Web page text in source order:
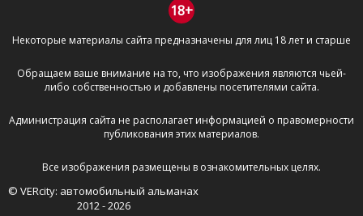
межнациональной и религиозной розни —
пожалейте наших модераторов, они кстати
очень славные ребята, поверьте.
буквами.
Не копируйте рецензии с других сайтов, нам
важно именно ваше мнение.
Не размещайте рекламу!
И запаситесь терпением, все комментарии
публикуются только после модерации, поэтому ваш
отзыв может появиться на сайте с некоторым
18+
Некоторые материалы сайта предназначены для лиц 18 лет и старше
Обращаем ваше внимание на то, что изображения являются чьей-
либо собственностью и добавлены посетителями сайта.
Администрация сайта не располагает информацией о правомерности
публикования этих материалов.
Все изображения размещены в ознакомительных целях.
© VERcity: автомобильный альманах
2012 - 2026